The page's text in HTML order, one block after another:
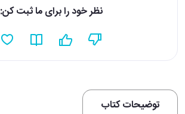
نظر خود را برای ما ثبت کن:
توضیحات کتاب